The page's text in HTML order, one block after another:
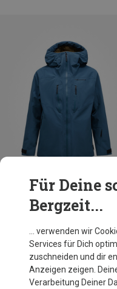
Du sparst 32%
Für Deine
Bergzeit...
… verwenden wir
Services für Dich
zuschneiden und dir
Anzeigen zeigen.
Verarbeitung Deiner